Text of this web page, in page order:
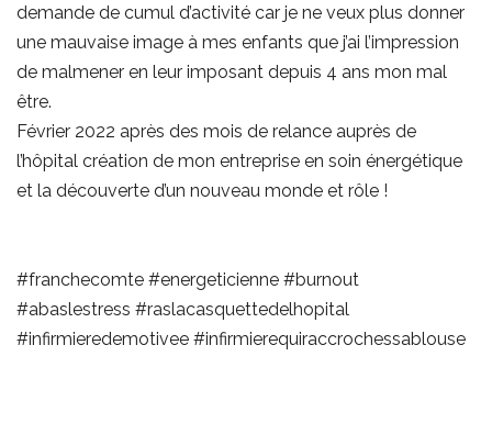
demande de cumul d’activité car je ne veux plus donner
une mauvaise image à mes enfants que j’ai l’impression
de malmener en leur imposant depuis 4 ans mon mal
être.
Février 2022 après des mois de relance auprès de
l’hôpital création de mon entreprise en soin énergétique
et la découverte d’un nouveau monde et rôle !
#franchecomte #energeticienne #burnout
#abaslestress #raslacasquettedelhopital
#infirmieredemotivee #infirmierequiraccrochessablouse